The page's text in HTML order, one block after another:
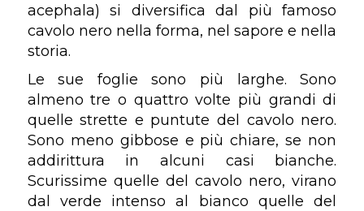
acephala) si diversifica dal più famoso
cavolo nero nella forma, nel sapore e nella
storia.
Le sue foglie sono più larghe. Sono
almeno tre o quattro volte più grandi di
quelle strette e puntute del cavolo nero.
Sono meno gibbose e più chiare, se non
addirittura in alcuni casi bianche.
Scurissime quelle del cavolo nero, virano
dal verde intenso al bianco quelle del